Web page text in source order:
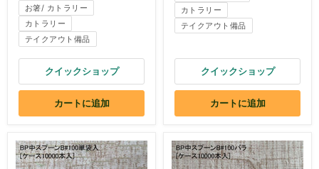
お箸/ カトラリー
カトラリー
テイクアウト備品
クイックショップ
カートに追加
カトラリー
テイクアウト備品
クイックショップ
カートに追加